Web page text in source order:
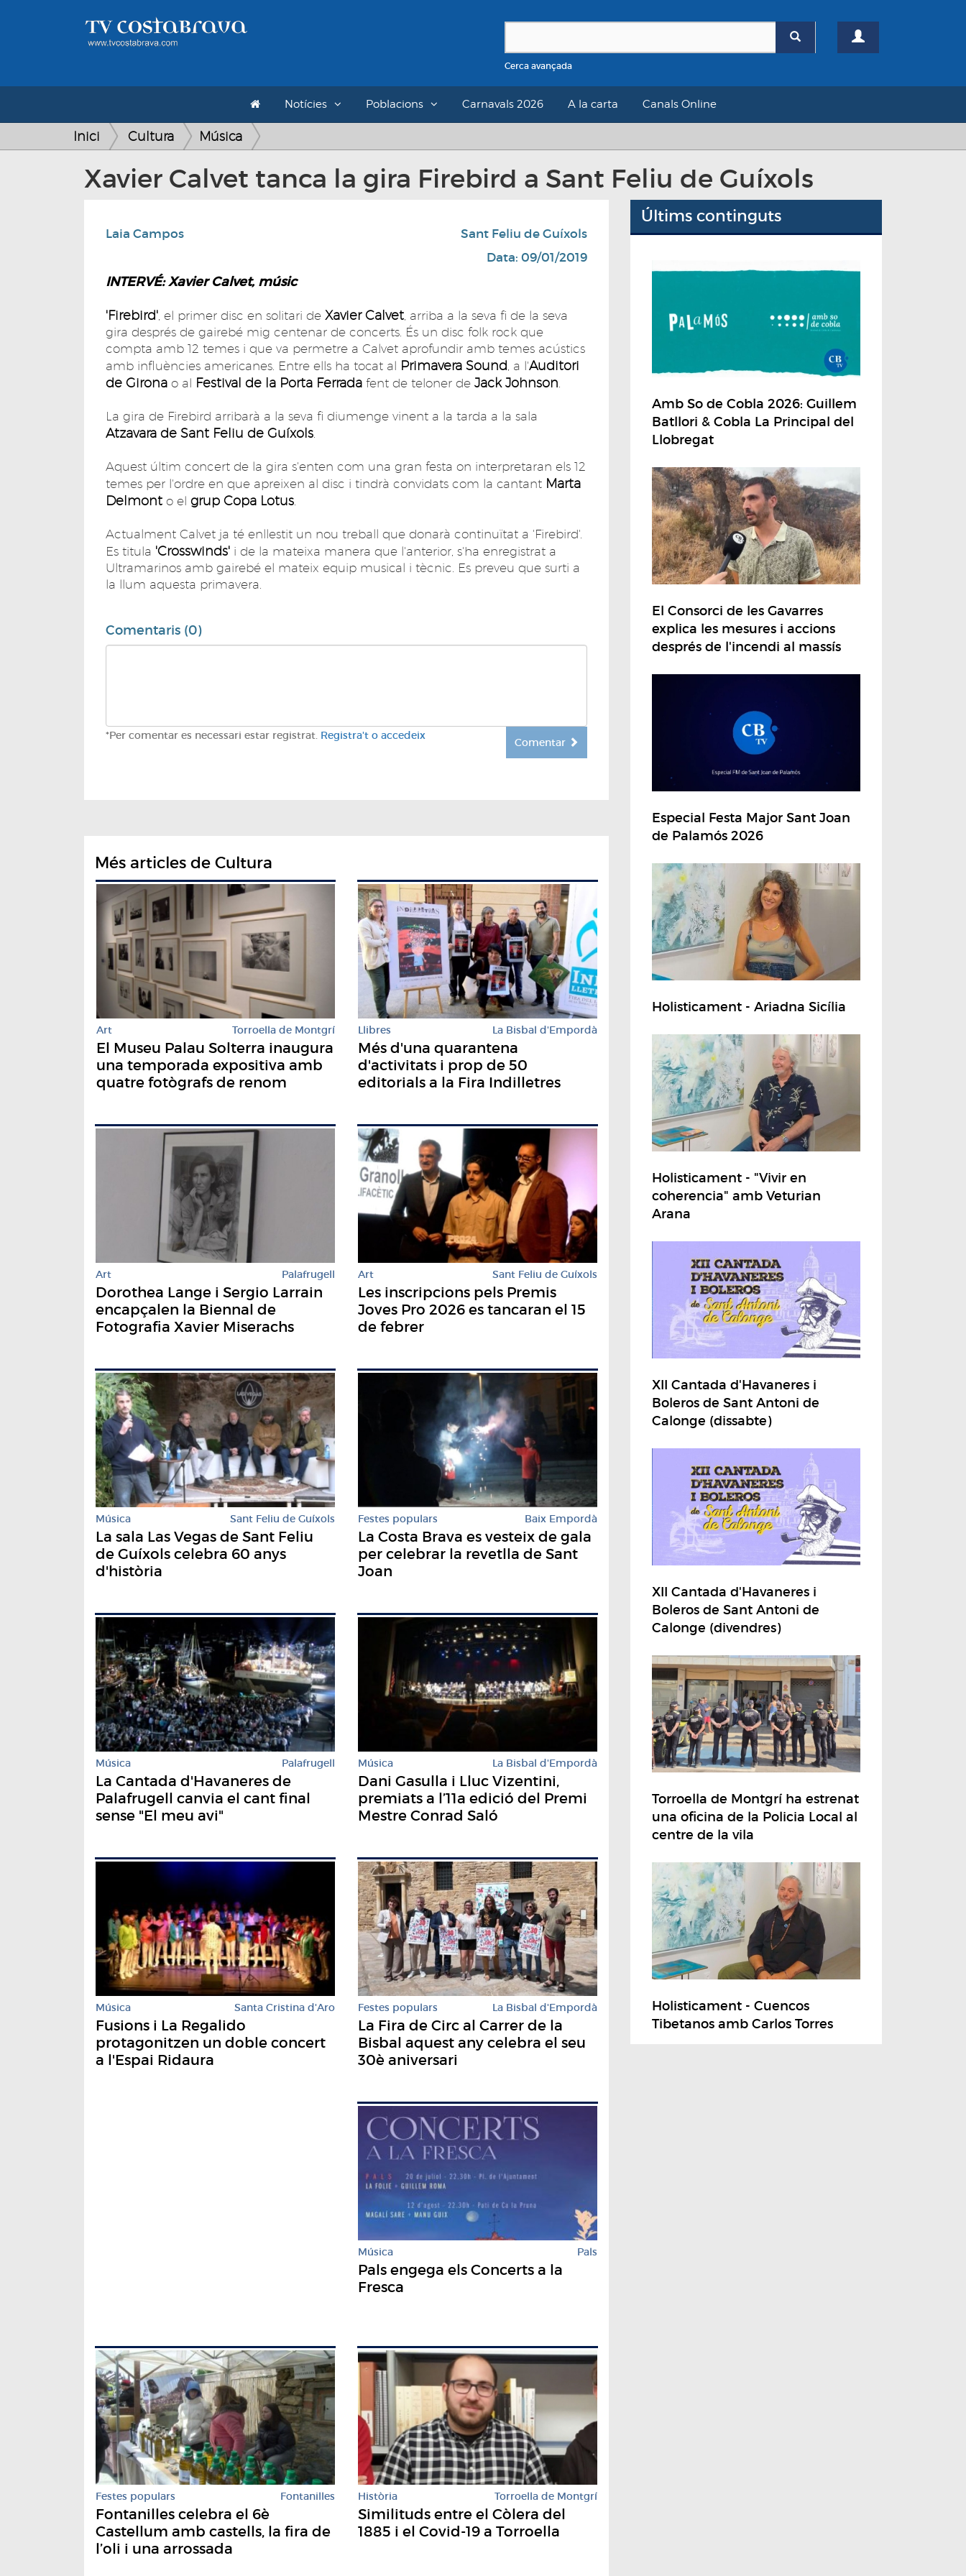
Cerca avançada
Notícies Poblacions Carnavals 2026 A la carta Canals Online
Inici Cultura Música
Xavier Calvet tanca la gira Firebird a Sant Feliu de Guíxols
Laia Campos
Sant Feliu de Guíxols
Data: 09/01/2019
INTERVÉ: Xavier Calvet, músic
'Firebird', el primer disc en solitari de Xavier Calvet, arriba a la seva fi de la seva
gira després de gairebé mig centenar de concerts. És un disc folk rock que
compta amb 12 temes i que va permetre a Calvet aprofundir amb temes acústics
amb influències americanes. Entre ells ha tocat al Primavera Sound, a l'Auditori
de Girona o al Festival de la Porta Ferrada fent de teloner de Jack Johnson.
La gira de Firebird arribarà a la seva fi diumenge vinent a la tarda a la sala
Atzavara de Sant Feliu de Guíxols.
Aquest últim concert de la gira s'enten com una gran festa on interpretaran els 12
temes per l'ordre en que apreixen al disc i tindrà convidats com la cantant Marta
Delmont o el grup Copa Lotus.
Actualment Calvet ja té enllestit un nou treball que donarà continuïtat a 'Firebird'.
Es titula 'Crosswinds' i de la mateixa manera que l'anterior, s'ha enregistrat a
Ultramarinos amb gairebé el mateix equip musical i tècnic. Es preveu que surti a
la llum aquesta primavera.
Comentaris (0)
*Per comentar es necessari estar registrat. Registra't o accedeix
Comentar
Més articles de Cultura
Art Torroella de Montgrí
El Museu Palau Solterra inaugura
una temporada expositiva amb
quatre fotògrafs de renom
Llibres La Bisbal d'Empordà
Més d'una quarantena
d'activitats i prop de 50
editorials a la Fira Indilletres
Art Palafrugell
Dorothea Lange i Sergio Larrain
encapçalen la Biennal de
Fotografia Xavier Miserachs
Art Sant Feliu de Guíxols
Les inscripcions pels Premis
Joves Pro 2026 es tancaran el 15
de febrer
Música Sant Feliu de Guíxols
La sala Las Vegas de Sant Feliu
de Guíxols celebra 60 anys
d'història
Festes populars Baix Empordà
La Costa Brava es vesteix de gala
per celebrar la revetlla de Sant
Joan
Música Palafrugell
La Cantada d'Havaneres de
Palafrugell canvia el cant final
sense "El meu avi"
Música La Bisbal d'Empordà
Dani Gasulla i Lluc Vizentini,
premiats a l’11a edició del Premi
Mestre Conrad Saló
Música Santa Cristina d'Aro
Fusions i La Regalido
protagonitzen un doble concert
a l'Espai Ridaura
Festes populars La Bisbal d'Empordà
La Fira de Circ al Carrer de la
Bisbal aquest any celebra el seu
30è aniversari
Música Pals
Pals engega els Concerts a la
Fresca
Festes populars Fontanilles
Fontanilles celebra el 6è
Castellum amb castells, la fira de
l’oli i una arrossada
Història Torroella de Montgrí
Similituds entre el Còlera del
1885 i el Covid-19 a Torroella
Últims continguts
Amb So de Cobla 2026: Guillem
Batllori & Cobla La Principal del
Llobregat
El Consorci de les Gavarres
explica les mesures i accions
després de l'incendi al massís
Especial Festa Major Sant Joan
de Palamós 2026
Holisticament - Ariadna Sicília
Holisticament - "Vivir en
coherencia" amb Veturian
Arana
XII Cantada d'Havaneres i
Boleros de Sant Antoni de
Calonge (dissabte)
XII Cantada d'Havaneres i
Boleros de Sant Antoni de
Calonge (divendres)
Torroella de Montgrí ha estrenat
una oficina de la Policia Local al
centre de la vila
Holisticament - Cuencos
Tibetanos amb Carlos Torres